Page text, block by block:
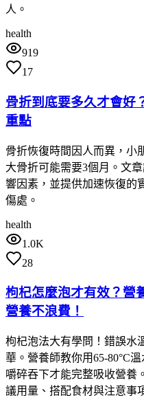
人。
health
919
17
骨折到底要多久才會好
重點
骨折恢復時間因人而異，小
大骨折可能需要3個月。文
響因素，並提供加速恢復的
傷處。
health
1.0K
28
枸杞怎麼泡才有效？營
營養不浪費！
枸杞泡法大有學問！錯誤水
華。營養師教你用65-80°C
嚼碎吞下才能完整吸收營養
議用量、搭配食材與注意事